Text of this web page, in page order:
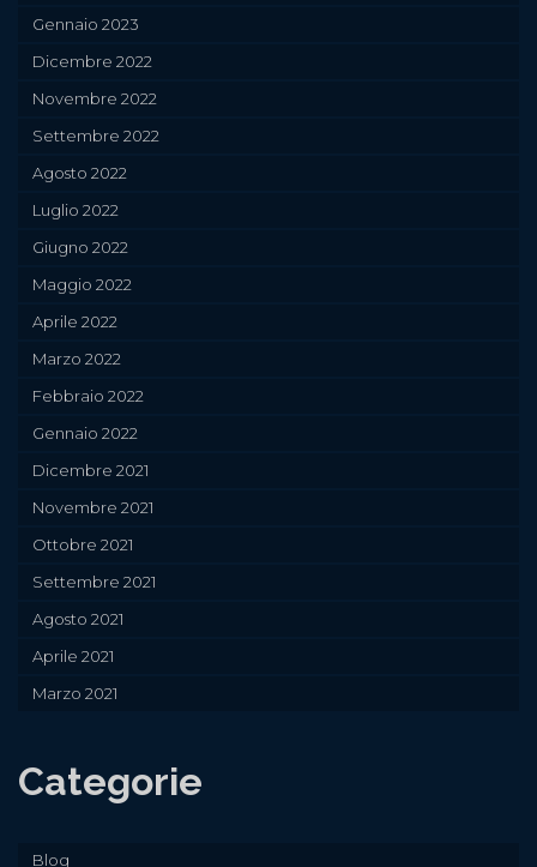
Gennaio 2023
Dicembre 2022
Novembre 2022
Settembre 2022
Agosto 2022
Luglio 2022
Giugno 2022
Maggio 2022
Aprile 2022
Marzo 2022
Febbraio 2022
Gennaio 2022
Dicembre 2021
Novembre 2021
Ottobre 2021
Settembre 2021
Agosto 2021
Aprile 2021
Marzo 2021
Categorie
Blog